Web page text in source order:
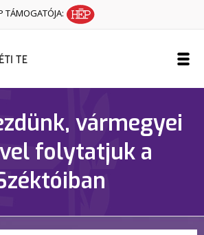
TÁMOGATÓJA:
vármegyei
folytatjuk a